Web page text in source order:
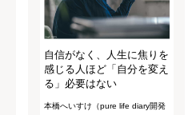
自信がなく、人生に焦りを
感じる人ほど「自分を変え
る」必要はない
本橋へいすけ（pure life diary開発